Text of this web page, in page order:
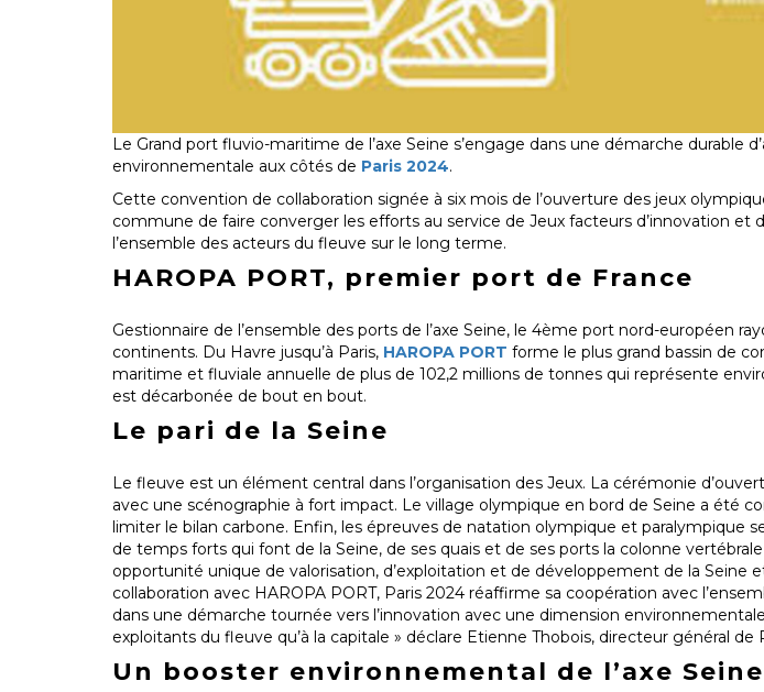
Le Grand port fluvio-maritime de l’axe Seine s’engage dans une démarche durable
environnementale aux côtés de Paris 2024.
Cette convention de collaboration signée à six mois de l’ouverture des jeux
commune de faire converger les efforts au service de Jeux facteurs d’innovation et
l’ensemble des acteurs du fleuve sur le long terme.
HAROPA PORT, premier port de France
Gestionnaire de l’ensemble des ports de l’axe Seine, le 4ème port nord-européen
continents. Du Havre jusqu’à Paris, HAROPA PORT forme le plus grand bassin de
maritime et fluviale annuelle de plus de 102,2 millions de tonnes qui représente
est décarbonée de bout en bout.
Le pari de la Seine
Le fleuve est un élément central dans l’organisation des Jeux. La cérémonie
avec une scénographie à fort impact. Le village olympique en bord de Seine a été
limiter le bilan carbone. Enfin, les épreuves de natation olympique et paralympique
de temps forts qui font de la Seine, de ses quais et de ses ports la colonne
opportunité unique de valorisation, d’exploitation et de développement de la Seine
collaboration avec HAROPA PORT, Paris 2024 réaffirme sa coopération avec
dans une démarche tournée vers l’innovation avec une dimension
exploitants du fleuve qu’à la capitale » déclare Etienne Thobois, directeur général de
Un booster environnemental de l’axe Seine